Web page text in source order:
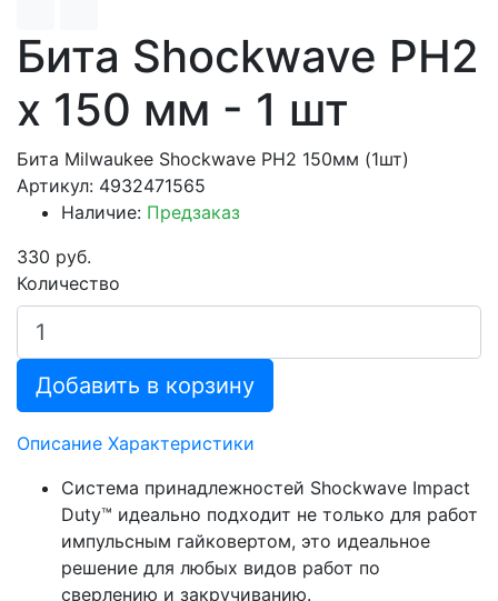
Бита Shockwave PH2
x 150 мм - 1 шт
Бита Milwaukee Shockwave PH2 150мм (1шт)
Артикул: 4932471565
Наличие: Предзаказ
330 руб.
Количество
Добавить в корзину
Описание Характеристики
Система принадлежностей Shockwave Impact
Duty™ идеально подходит не только для работ
импульсным гайковертом, это идеальное
решение для любых видов работ по
сверлению и закручиванию.